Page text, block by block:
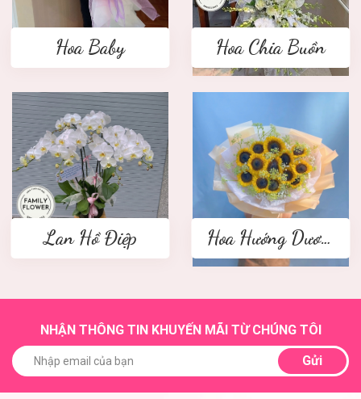
Hoa Baby Hoa Chia Buồn
Lan Hồ Điệp Hoa Hướng Dương
NHẬN THÔNG TIN KHUYẾN MÃI TỪ CHÚNG TÔI
Gửi